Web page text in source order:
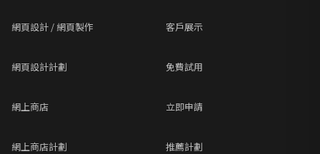
網頁設計 / 網頁製作
網頁設計計劃
網上商店
網上商店計劃
客戶展示
免費試用
立即申請
推薦計劃